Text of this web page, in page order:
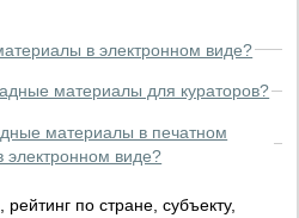
в электронном виде?
материалы для кураторов?
материалы в печатном
электронном виде?
по стране, субъекту,